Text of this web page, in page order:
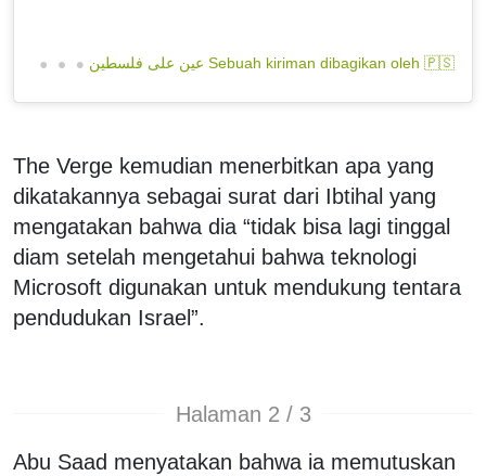
S
ebuah kiriman dibagikan oleh 🇵🇸 عين على فلسطين | Eye on Palestine (@eye.on.palestine)
The Verge kemudian menerbitkan apa yang
dikatakannya sebagai surat dari Ibtihal yang
mengatakan bahwa dia “tidak bisa lagi tinggal
diam setelah mengetahui bahwa teknologi
Microsoft digunakan untuk mendukung tentara
pendudukan Israel”.
Halaman 2 / 3
Abu Saad menyatakan bahwa ia memutuskan